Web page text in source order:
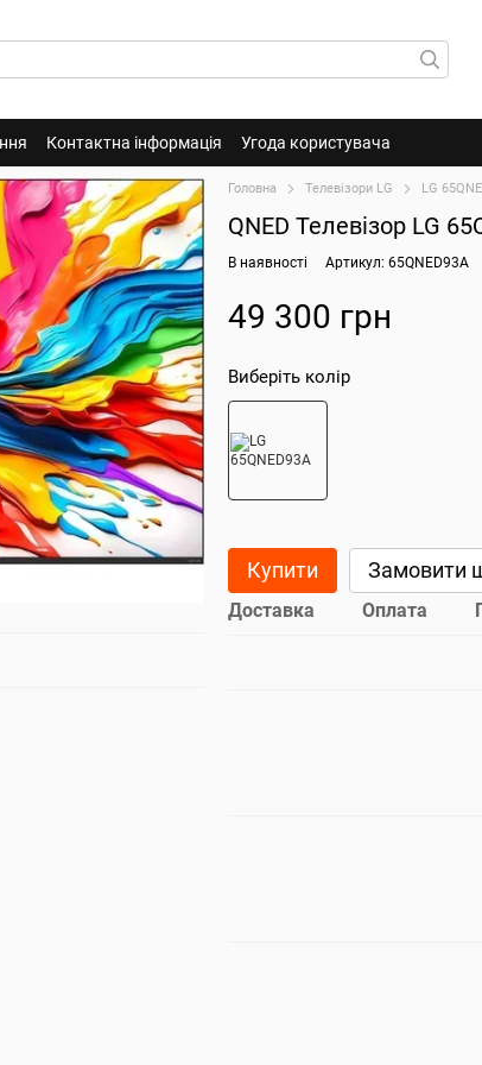
Контактна інформація Угода користувача
Головна Телевізори LG LG
QNED Телевізор LG
В наявності Артикул: 65QNED93A
49 300 грн
Виберіть колір
Купити Замовити
Доставка Оплата